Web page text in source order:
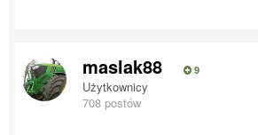
maslak88 9
Użytkownicy
708 postów